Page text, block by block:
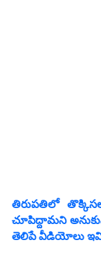
తిరుపతిలో
చూపిద్దామని
తెలిపే వీడియోలు